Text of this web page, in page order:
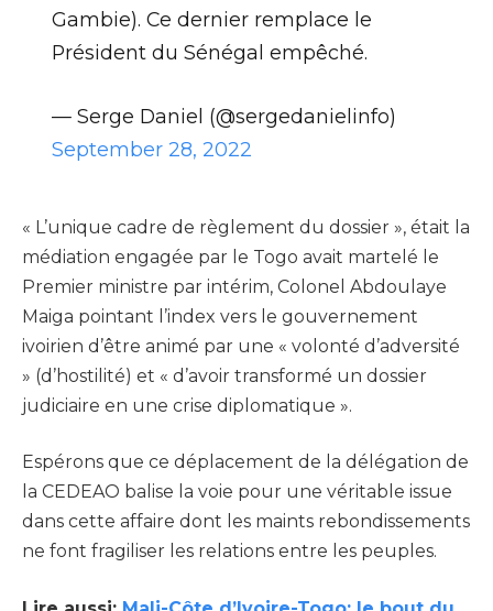
Gambie). Ce dernier remplace le
Président du Sénégal empêché.
— Serge Daniel (@sergedanielinfo)
September 28, 2022
« L’unique cadre de règlement du dossier », était la
médiation engagée par le Togo avait martelé le
Premier ministre par intérim, Colonel Abdoulaye
Maiga pointant l’index vers le gouvernement
ivoirien d’être animé par une « volonté d’adversité
» (d’hostilité) et « d’avoir transformé un dossier
judiciaire en une crise diplomatique ».
Espérons que ce déplacement de la délégation de
la CEDEAO balise la voie pour une véritable issue
dans cette affaire dont les maints rebondissements
ne font fragiliser les relations entre les peuples.